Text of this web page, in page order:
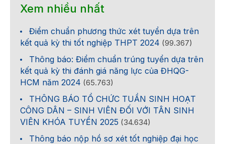
Xem nhiều nhất
Điểm chuẩn phương thức xét tuyển dựa trên
kết quả kỳ thi tốt nghiệp THPT 2024 (99.367)
Thông báo: Điểm chuẩn trúng tuyển dựa trên
kết quả kỳ thi đánh giá năng lực của ĐHQG-
HCM năm 2024 (65.763)
THÔNG BÁO TỔ CHỨC TUẦN SINH HOẠT
CÔNG DÂN – SINH VIÊN ĐỐI VỚI TÂN SINH
VIÊN KHÓA TUYỂN 2025 (34.634)
Thông báo nộp hồ sơ xét tốt nghiệp đại học